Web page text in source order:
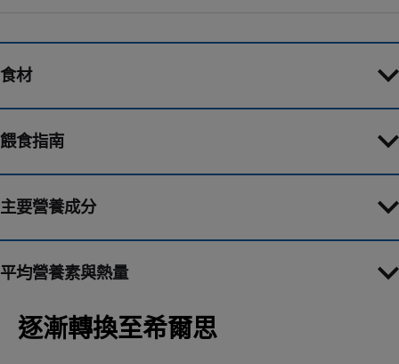
食材
餵食指南
主要營養成分
平均營養素與熱量
逐漸轉換至希爾思